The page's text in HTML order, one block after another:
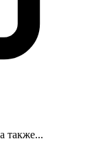
также...